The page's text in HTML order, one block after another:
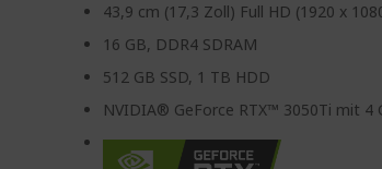
43,9 cm (17,3 Zoll) Full HD (1920 x
16 GB, DDR4 SDRAM
512 GB SSD, 1 TB HDD
NVIDIA® GeForce RTX™ 3050Ti mit 4